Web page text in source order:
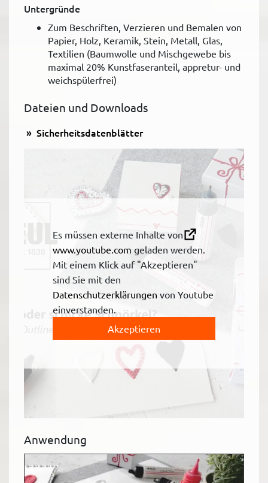
Untergründe
Zum Beschriften, Verzieren und Bemalen von
Papier, Holz, Keramik, Stein, Metall, Glas,
Textilien (Baumwolle und Mischgewebe bis
maximal 20% Kunstfaseranteil, appretur- und
weichspülerfrei)
Dateien und Downloads
Sicherheitsdatenblätter
Es müssen externe Inhalte von
www.youtube.com geladen werden.
Mit einem Klick auf "Akzeptieren"
sind Sie mit den
Datenschutzerklärungen von Youtube
einverstanden.
Akzeptieren
Anwendung